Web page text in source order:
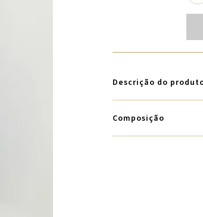
Descrição do
Composição